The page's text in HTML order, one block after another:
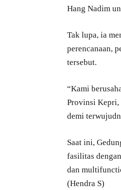
Hang Nadim
Tak lupa, ia
perencanaan,
tersebut.
“Kami
Provinsi Kepri,
demi
Saat ini,
fasilitas
dan
(Hendra S)